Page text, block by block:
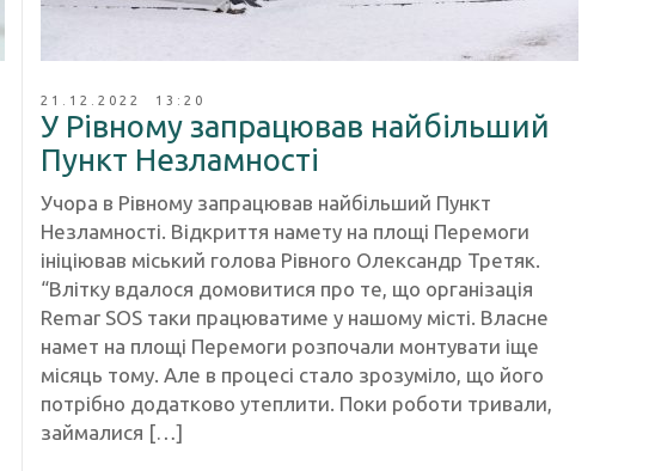
21.12.2022 13:20
У Рівному запрацював найбільший
Пункт Незламності
Учора в Рівному запрацював найбільший Пункт
Незламності. Відкриття намету на площі Перемоги
ініціював міський голова Рівного Олександр Третяк.
“Влітку вдалося домовитися про те, що організація
Remar SOS таки працюватиме у нашому місті. Власне
намет на площі Перемоги розпочали монтувати іще
місяць тому. Але в процесі стало зрозуміло, що його
потрібно додатково утеплити. Поки роботи тривали,
займалися […]